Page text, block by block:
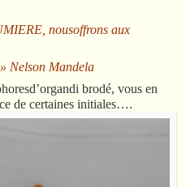
nousoffrons aux
Nelson Mandela
brodé, vous en
de certaines initiales….